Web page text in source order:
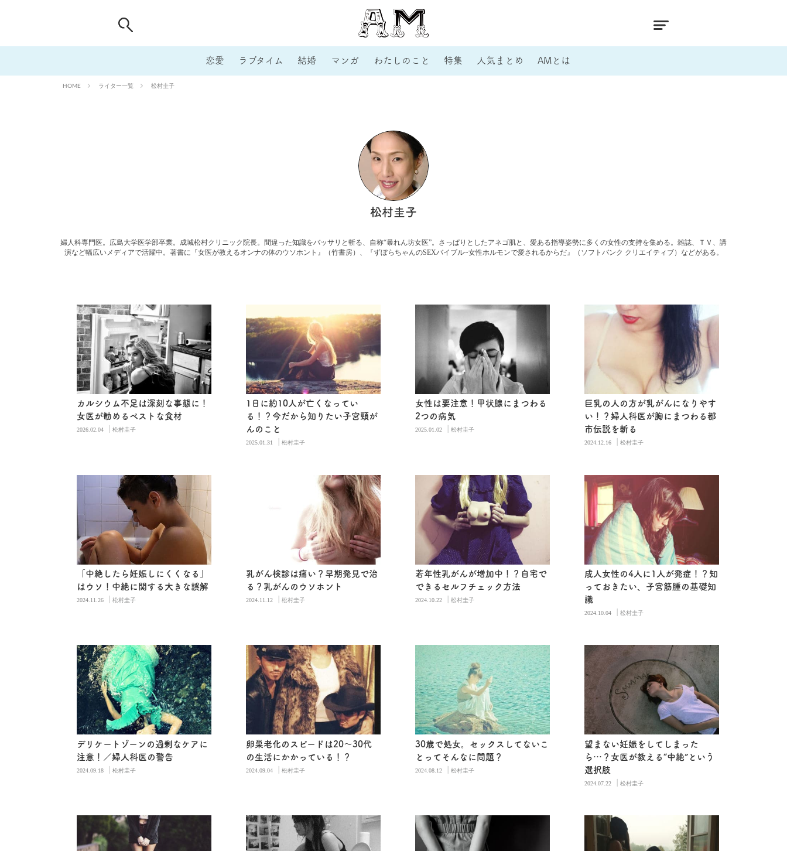
恋愛 ラブタイム 結婚 マンガ わたしのこと 特集 人気まとめ AMとは
HOME ライター一覧 松村圭子
松村圭子
婦人科専門医。広島大学医学部卒業。成城松村クリニック院長。間違った知識をバッサリと斬る、自称“暴れん坊女医”。さっぱりとしたアネゴ肌と、愛ある指導姿勢に多くの女性の支持を集める。雑誌、ＴＶ、講
演など幅広いメディアで活躍中。著書に『女医が教えるオンナの体のウソホント』（竹書房）、『ずぼらちゃんのSEXバイブル~女性ホルモンで愛されるからだ』（ソフトバンク クリエイティブ）などがある。
カルシウム不足は深刻な事態に！
女医が勧めるベストな食材
2026.02.04 |松村圭子
1日に約10人が亡くなってい
る！？今だから知りたい子宮頸が
んのこと
2025.01.31 |松村圭子
女性は要注意！甲状腺にまつわる
2つの病気
2025.01.02 松村圭子
巨乳の人の方が乳がんになりやす
い！？婦人科医が胸にまつわる都
市伝説を斬る
2024.12.16 松村圭子
「中絶したら妊娠しにくくなる」
はウソ！中絶に関する大きな誤解
2024.11.26 |松村圭子
乳がん検診は痛い？早期発見で治
る？乳がんのウソホント
2024.11.12 |松村圭子
若年性乳がんが増加中！？自宅で
できるセルフチェック方法
2024.10.22 | 松村圭子
成人女性の4人に1人が発症！？知
っておきたい、子宮筋腫の基礎知
識
2024.10.04 | 松村圭子
デリケートゾーンの過剰なケアに
注意！／婦人科医の警告
2024.09.18 |松村圭子
卵巣老化のスピードは20～30代
の生活にかかっている！？
2024.09.04 |松村圭子
30歳で処女。セックスしてないこ
とってそんなに問題？
2024.08.12 | 松村圭子
望まない妊娠をしてしまった
ら…？女医が教える“中絶”という
選択肢
2024.07.22 | 松村圭子